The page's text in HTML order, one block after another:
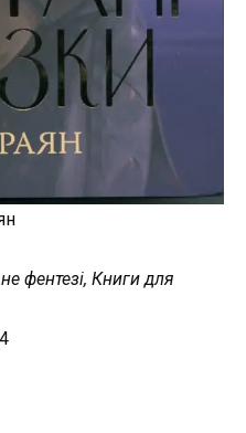
фентезі, Книги для